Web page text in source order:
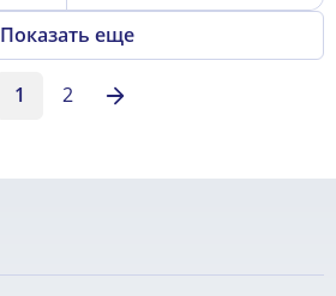
Показать еще
1
2